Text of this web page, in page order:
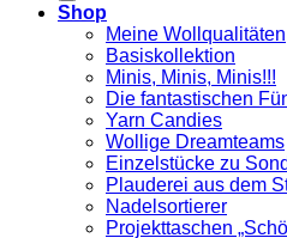
Shop
Meine Wollqualitäten
Basiskollektion
Minis, Minis, Minis!!!
Die fantastischen
Yarn Candies
Wollige Dreamteams
Einzelstücke zu
Plauderei aus dem
Nadelsortierer
Projekttaschen